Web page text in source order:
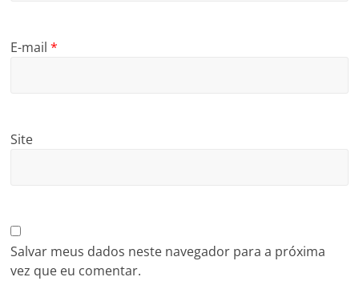
E-mail*
Site
Salvar meus dados neste navegador para a próxima
vez que eu comentar.